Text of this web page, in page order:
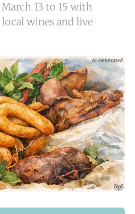
13 to 15 with
wines and live